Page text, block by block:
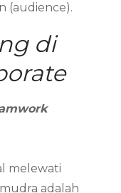
(audience).
di
melewati
adalah